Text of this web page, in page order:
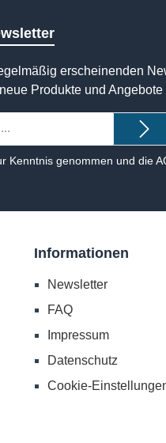
erscheinenden
Produkte und
Kenntnis genommen und die
Informationen
Newsletter
FAQ
Impressum
Datenschutz
Cookie-